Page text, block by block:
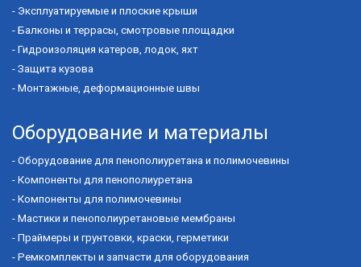
- Эксплуатируемые и плоские крыши
- Балконы и террасы, смотровые площадки
- Гидроизоляция катеров, лодок, яхт
- Защита кузова
- Монтажные, деформационные швы
Оборудование и материалы
- Оборудование для пенополиуретана и полимочевины
- Компоненты для пенополиуретана
- Компоненты для полимочевины
- Мастики и пенополиуретановые мембраны
- Праймеры и грунтовки, краски, герметики
- Ремкомплекты и запчасти для оборудования